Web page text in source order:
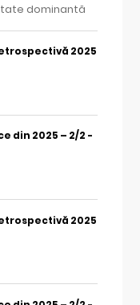
dominantă
2025
din 2025 – 2/2 -
2025